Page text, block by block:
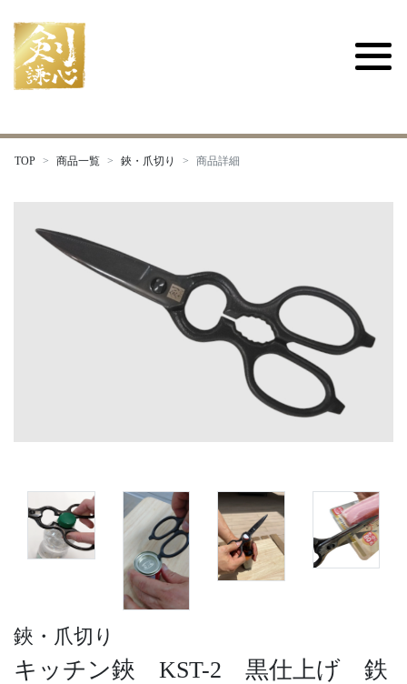
TOP 商品一覧 鋏・爪切り 商品詳細
鋏・爪切り
キッチン鋏 KST-2 黒仕上げ 鉄